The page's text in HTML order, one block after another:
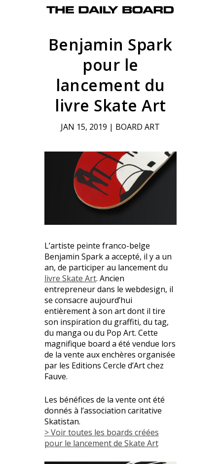
Benjamin Spark
pour le
lancement du
livre Skate Art
JAN 15, 2019 | BOARD ART
L’artiste peinte franco-belge
Benjamin Spark a accepté, il y a un
an, de participer au lancement du
livre Skate Art. Ancien
entrepreneur dans le webdesign, il
se consacre aujourd’hui
entièrement à son art dont il tire
son inspiration du graffiti, du tag,
du manga ou du Pop Art. Cette
magnifique board a été vendue lors
de la vente aux enchères organisée
par les Editions Cercle d’Art chez
Fauve.
Les bénéfices de la vente ont été
donnés à l’association caritative
Skatistan.
> Voir toutes les boards créées
pour le lancement de Skate Art